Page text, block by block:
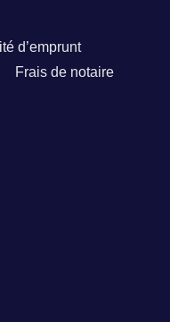
d’emprunt
Frais de notaire